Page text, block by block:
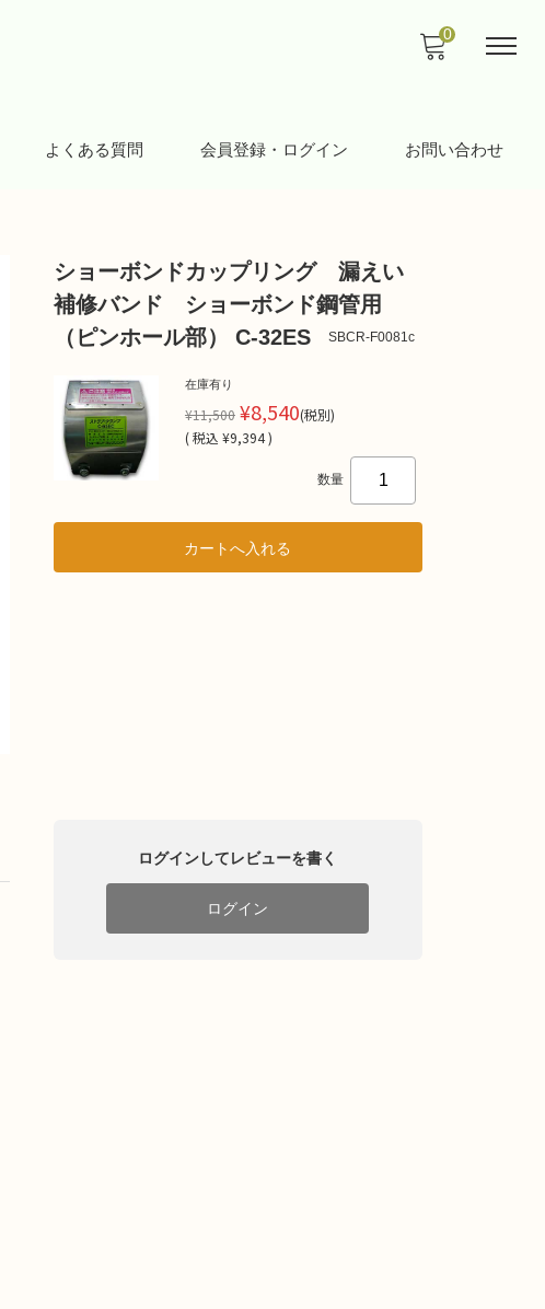
よくある質問 会員登録・ログイン お問い合わせ
0
ショーボンドカップリング 漏えい
補修バンド ショーボンド鋼管用
（ピンホール部） C-32ES
SBCR-F0081c
在庫有り
¥11,500¥8,540(税別)
(税込 ¥9,394 )
数量
ログインしてレビューを書く
ログイン